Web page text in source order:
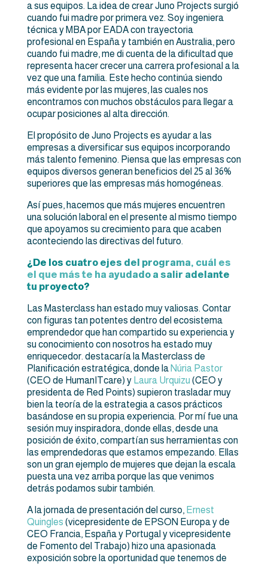
a sus equipos. La idea de crear Juno Projects surgió
cuando fui madre por primera vez. Soy ingeniera
técnica y MBA por EADA con trayectoria
profesional en España y también en Australia, pero
cuando fui madre, me di cuenta de la dificultad que
representa hacer crecer una carrera profesional a la
vez que una familia. Este hecho continúa siendo
más evidente por las mujeres, las cuales nos
encontramos con muchos obstáculos para llegar a
ocupar posiciones al alta dirección.
El propósito de Juno Projects es ayudar a las
empresas a diversificar sus equipos incorporando
más talento femenino. Piensa que las empresas con
equipos diversos generan beneficios del 25 al 36%
superiores que las empresas más homogéneas.
Así pues, hacemos que más mujeres encuentren
una solución laboral en el presente al mismo tiempo
que apoyamos su crecimiento para que acaben
aconteciendo las directivas del futuro.
¿De los cuatro ejes del programa, cuál es
el que más te ha ayudado a salir adelante
tu proyecto?
Las Masterclass han estado muy valiosas. Contar
con figuras tan potentes dentro del ecosistema
emprendedor que han compartido su experiencia y
su conocimiento con nosotros ha estado muy
enriquecedor. destacaría la Masterclass de
Planificación estratégica, donde la Núria Pastor
(CEO de HumanITcare) y Laura Urquizu (CEO y
presidenta de Red Points) supieron trasladar muy
bien la teoría de la estrategia a casos prácticos
basándose en su propia experiencia. Por mí fue una
sesión muy inspiradora, donde ellas, desde una
posición de éxito, compartían sus herramientas con
las emprendedoras que estamos empezando. Ellas
son un gran ejemplo de mujeres que dejan la escala
puesta una vez arriba porque las que venimos
detrás podamos subir también.
A la jornada de presentación del curso, Ernest
Quingles (vicepresidente de EPSON Europa y de
CEO Francia, España y Portugal y vicepresidente
de Fomento del Trabajo) hizo una apasionada
exposición sobre la oportunidad que tenemos de